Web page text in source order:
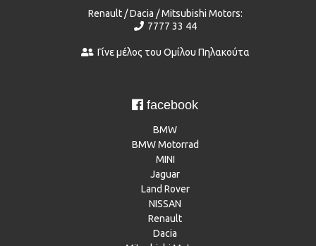
Renault / Dacia / Mitsubishi Motors:
7777 33 44
Γίνε μέλος του Ομίλου Πηλακούτα
facebook
BMW
BMW Motorrad
MINI
Jaguar
Land Rover
NISSAN
Renault
Dacia